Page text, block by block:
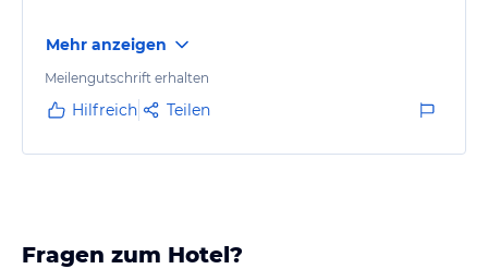
Mehr anzeigen
Meilengutschrift erhalten
Hilfreich Teilen
Fragen zum Hotel?